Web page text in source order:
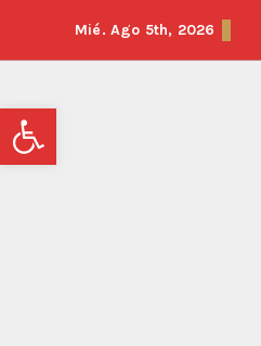
Mié. Ago 5th, 2026
Abrir barra de